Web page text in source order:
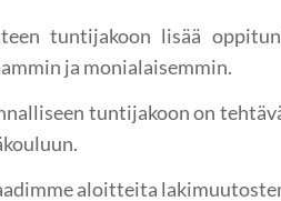
tuntijakoon lisää
ja monialaisemmin.
tuntijakoon on
aloitteita